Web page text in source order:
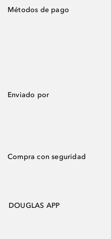
Métodos de pago
Enviado por
Compra con seguridad
DOUGLAS APP